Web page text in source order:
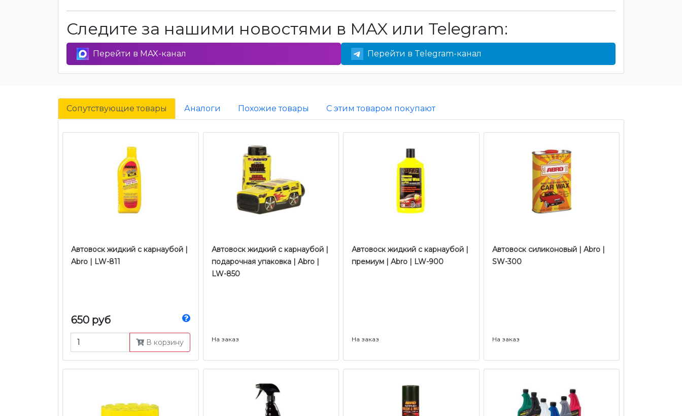
Следите за нашими новостями в MAX или Telegram:
Перейти в MAX-канал Перейти в Telegram-канал
Сопутствующие товары Аналоги Похожие товары С этим товаром покупают
Автовоск жидкий с карнаубой |
Abro | LW-811
650 руб
В корзину
Автовоск жидкий с карнаубой |
подарочная упаковка | Abro |
LW-850
На заказ
Автовоск жидкий с карнаубой |
премиум | Abro | LW-900
На заказ
Автовоск силиконовый | Abro |
SW-300
На заказ